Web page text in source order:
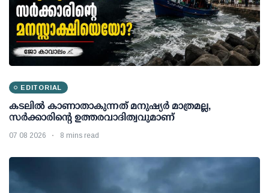
EDITORIAL
കടലിൽ കാണാതാകുന്നത് മനുഷ്യർ മാത്രമല്ല,
സർക്കാരിന്റെ ഉത്തരവാദിത്വവുമാണ്
07 08 2026 8 mins read